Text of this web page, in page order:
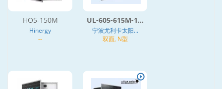
HO5-150M
Hinergy
--
UL-605-615M-1...
宁波尤利卡太阳...
双面, N型